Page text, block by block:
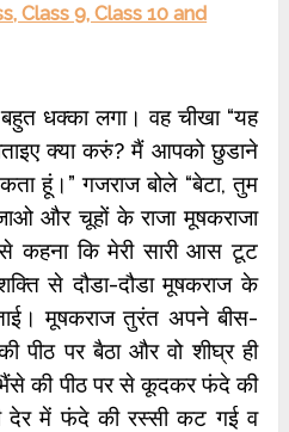
Class 9, Class 10 and
धक्का लगा। वह चीखा “यह
क्या करुं? मैं आपको छुडाने
हूं।” गजराज बोले “बेटा, तुम
और चूहों के राजा मूषकराजा
कहना कि मेरी सारी आस टूट
से दौडा-दौडा मूषकराज के
मूषकराज तुरंत अपने बीस-
पर बैठा और वो शीघ्र ही
की पीठ पर से कूदकर फंदे की
में फंदे की रस्सी कट गई व